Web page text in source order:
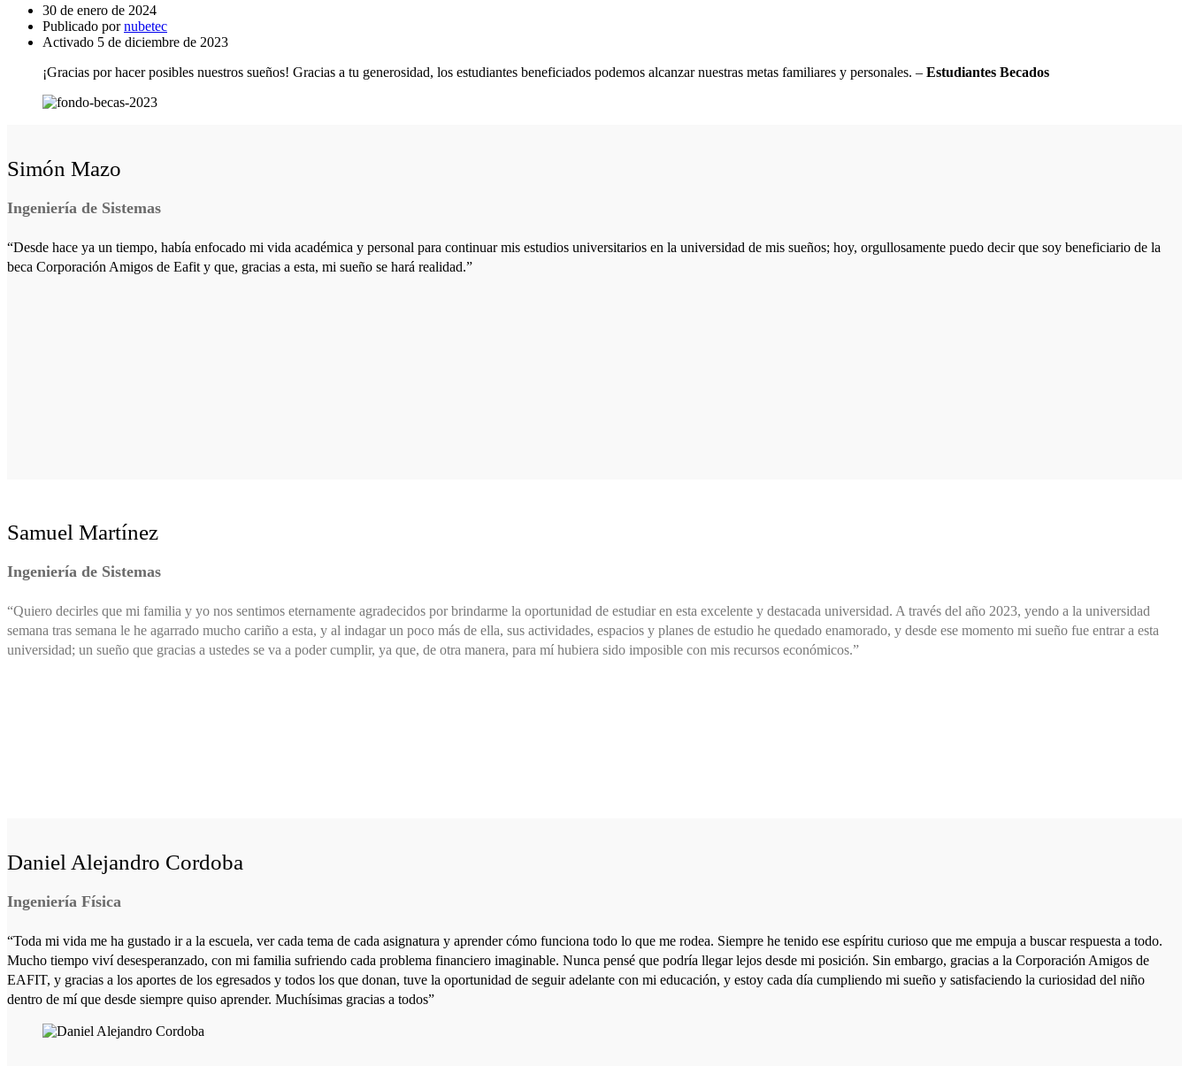
30 de enero de 2024
Publicado por nubetec
Activado 5 de diciembre de 2023
¡Gracias por hacer posibles nuestros sueños! Gracias a tu generosidad, los estudiantes beneficiados podemos alcanzar nuestras metas familiares y personales. – Estudiantes Becados
Simón Mazo
Ingeniería de Sistemas
“Desde hace ya un tiempo, había enfocado mi vida académica y personal para continuar mis estudios universitarios en la universidad de mis sueños; hoy, orgullosamente puedo decir que soy beneficiario de la
beca Corporación Amigos de Eafit y que, gracias a esta, mi sueño se hará realidad.”
Samuel Martínez
Ingeniería de Sistemas
“Quiero decirles que mi familia y yo nos sentimos eternamente agradecidos por brindarme la oportunidad de estudiar en esta excelente y destacada universidad. A través del año 2023, yendo a la universidad
semana tras semana le he agarrado mucho cariño a esta, y al indagar un poco más de ella, sus actividades, espacios y planes de estudio he quedado enamorado, y desde ese momento mi sueño fue entrar a esta
universidad; un sueño que gracias a ustedes se va a poder cumplir, ya que, de otra manera, para mí hubiera sido imposible con mis recursos económicos.”
Daniel Alejandro Cordoba
Ingeniería Física
“Toda mi vida me ha gustado ir a la escuela, ver cada tema de cada asignatura y aprender cómo funciona todo lo que me rodea. Siempre he tenido ese espíritu curioso que me empuja a buscar respuesta a todo.
Mucho tiempo viví desesperanzado, con mi familia sufriendo cada problema financiero imaginable. Nunca pensé que podría llegar lejos desde mi posición. Sin embargo, gracias a la Corporación Amigos de
EAFIT, y gracias a los aportes de los egresados y todos los que donan, tuve la oportunidad de seguir adelante con mi educación, y estoy cada día cumpliendo mi sueño y satisfaciendo la curiosidad del niño
dentro de mí que desde siempre quiso aprender. Muchísimas gracias a todos”